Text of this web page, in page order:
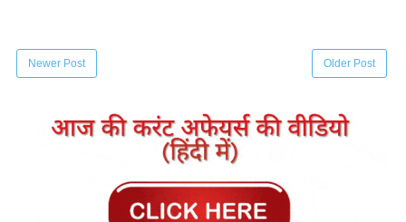
Newer Post Older Post